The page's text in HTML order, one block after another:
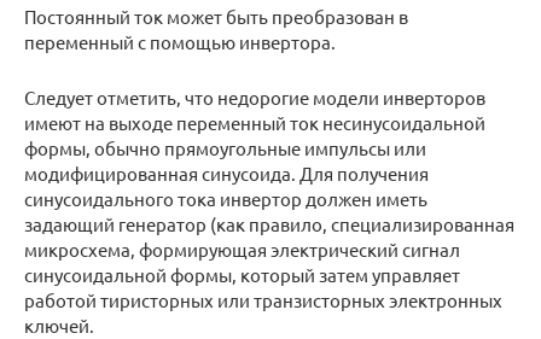
Постоянный ток может быть преобразован в
переменный с помощью инвертора.
Следует отметить, что недорогие модели инверторов
имеют на выходе переменный ток несинусоидальной
формы, обычно прямоугольные импульсы или
модифицированная синусоида. Для получения
синусоидального тока инвертор должен иметь
задающий генератор (как правило, специализированная
микросхема, формирующая электрический сигнал
синусоидальной формы, который затем управляет
работой тиристорных или транзисторных электронных
ключей.